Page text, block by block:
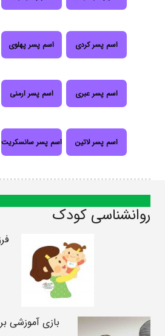
اسم پسر کردی اسم پسر پهلوی
اسم پسر عبری اسم پسر ارمنی
اسم پسر لاتین اسم پسر سانسکریت
روانشناسی کودک
بازی آموزشی